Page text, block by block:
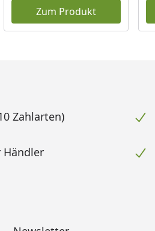
Zum Produkt
Zahlarten)
Händler